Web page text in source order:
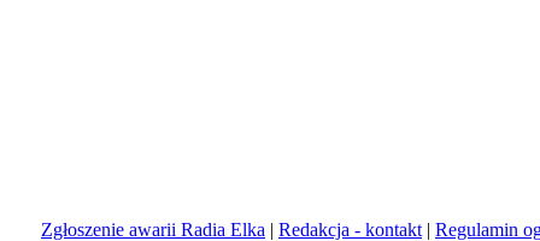
Zgłoszenie awarii Radia Elka | Redakcja - kontakt | Regulamin